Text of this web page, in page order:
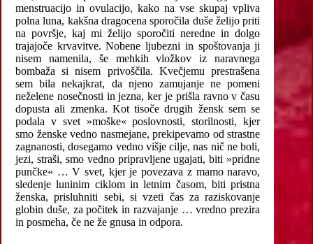
menstruacijo in ovulacijo, kako na vse skupaj vpliva
polna luna, kakšna dragocena sporočila duše želijo priti
na površje, kaj mi želijo sporočiti neredne in dolgo
trajajoče krvavitve. Nobene ljubezni in spoštovanja ji
nisem namenila, še mehkih vložkov iz naravnega
bombaža si nisem privoščila. Kvečjemu prestrašena
sem bila nekajkrat, da njeno zamujanje ne pomeni
neželene nosečnosti in jezna, ker je prišla ravno v času
dopusta ali zmenka. Kot tisoče drugih žensk sem se
podala v svet »moške« poslovnosti, storilnosti, kjer
smo ženske vedno nasmejane, prekipevamo od strastne
zagnanosti, dosegamo vedno višje cilje, nas nič ne boli,
jezi, straši, smo vedno pripravljene ugajati, biti »pridne
punčke« … V svet, kjer je povezava z mamo naravo,
sledenje luninim ciklom in letnim časom, biti pristna
ženska, prisluhniti sebi, si vzeti čas za raziskovanje
globin duše, za počitek in razvajanje … vredno prezira
in posmeha, če ne že gnusa in odpora.